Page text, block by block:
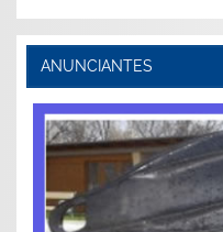
ANUNCIANTES